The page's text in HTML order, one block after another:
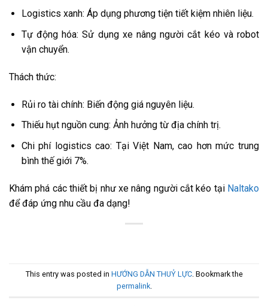
Logistics xanh: Áp dụng phương tiện tiết kiệm nhiên liệu.
Tự động hóa: Sử dụng xe nâng người cắt kéo và robot
vận chuyển.
Thách thức:
Rủi ro tài chính: Biến động giá nguyên liệu.
Thiếu hụt nguồn cung: Ảnh hưởng từ địa chính trị.
Chi phí logistics cao: Tại Việt Nam, cao hơn mức trung
bình thế giới 7%.
Khám phá các thiết bị như xe nâng người cắt kéo tại Naltako
để đáp ứng nhu cầu đa dạng!
This entry was posted in HƯỚNG DẪN THUỶ LỰC. Bookmark the
permalink.